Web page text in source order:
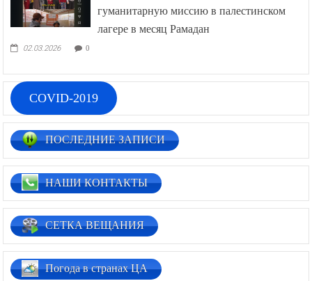
гуманитарную миссию в палестинском
лагере в месяц Рамадан
02.03.2026 0
COVID-2019
ПОСЛЕДНИЕ ЗАПИСИ
НАШИ КОНТАКТЫ
СЕТКА ВЕЩАНИЯ
Погода в странах ЦА